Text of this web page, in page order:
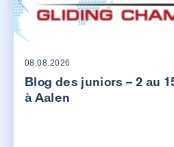
08.08.2026
Blog des juniors – 2 au
à Aalen